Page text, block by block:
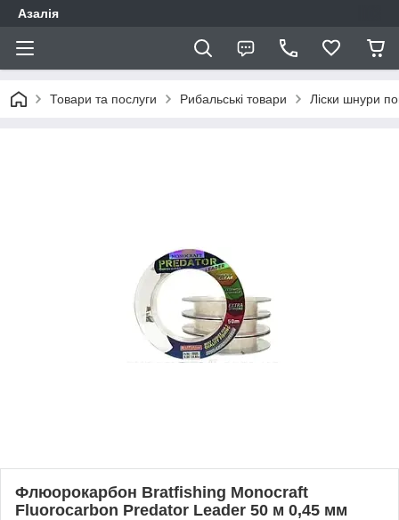
Азалія
Товари та послуги Рибальські товари Ліски шнури
Флюорокарбон Bratfishing Monocraft
Fluorocarbon Predator Leader 50 м 0,45 мм